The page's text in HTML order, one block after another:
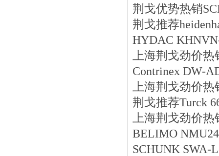
荆戈优势热销
荆戈推荐
HYDAC
上海荆戈劲价热
Contrinex DW-
上海荆戈劲价热
荆戈推荐Turck
上海荆戈劲价热
BELIMO
SCHUNK SWA-